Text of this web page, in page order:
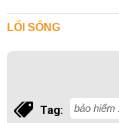
LỐI SỐNG
Tag: bảo hiểm